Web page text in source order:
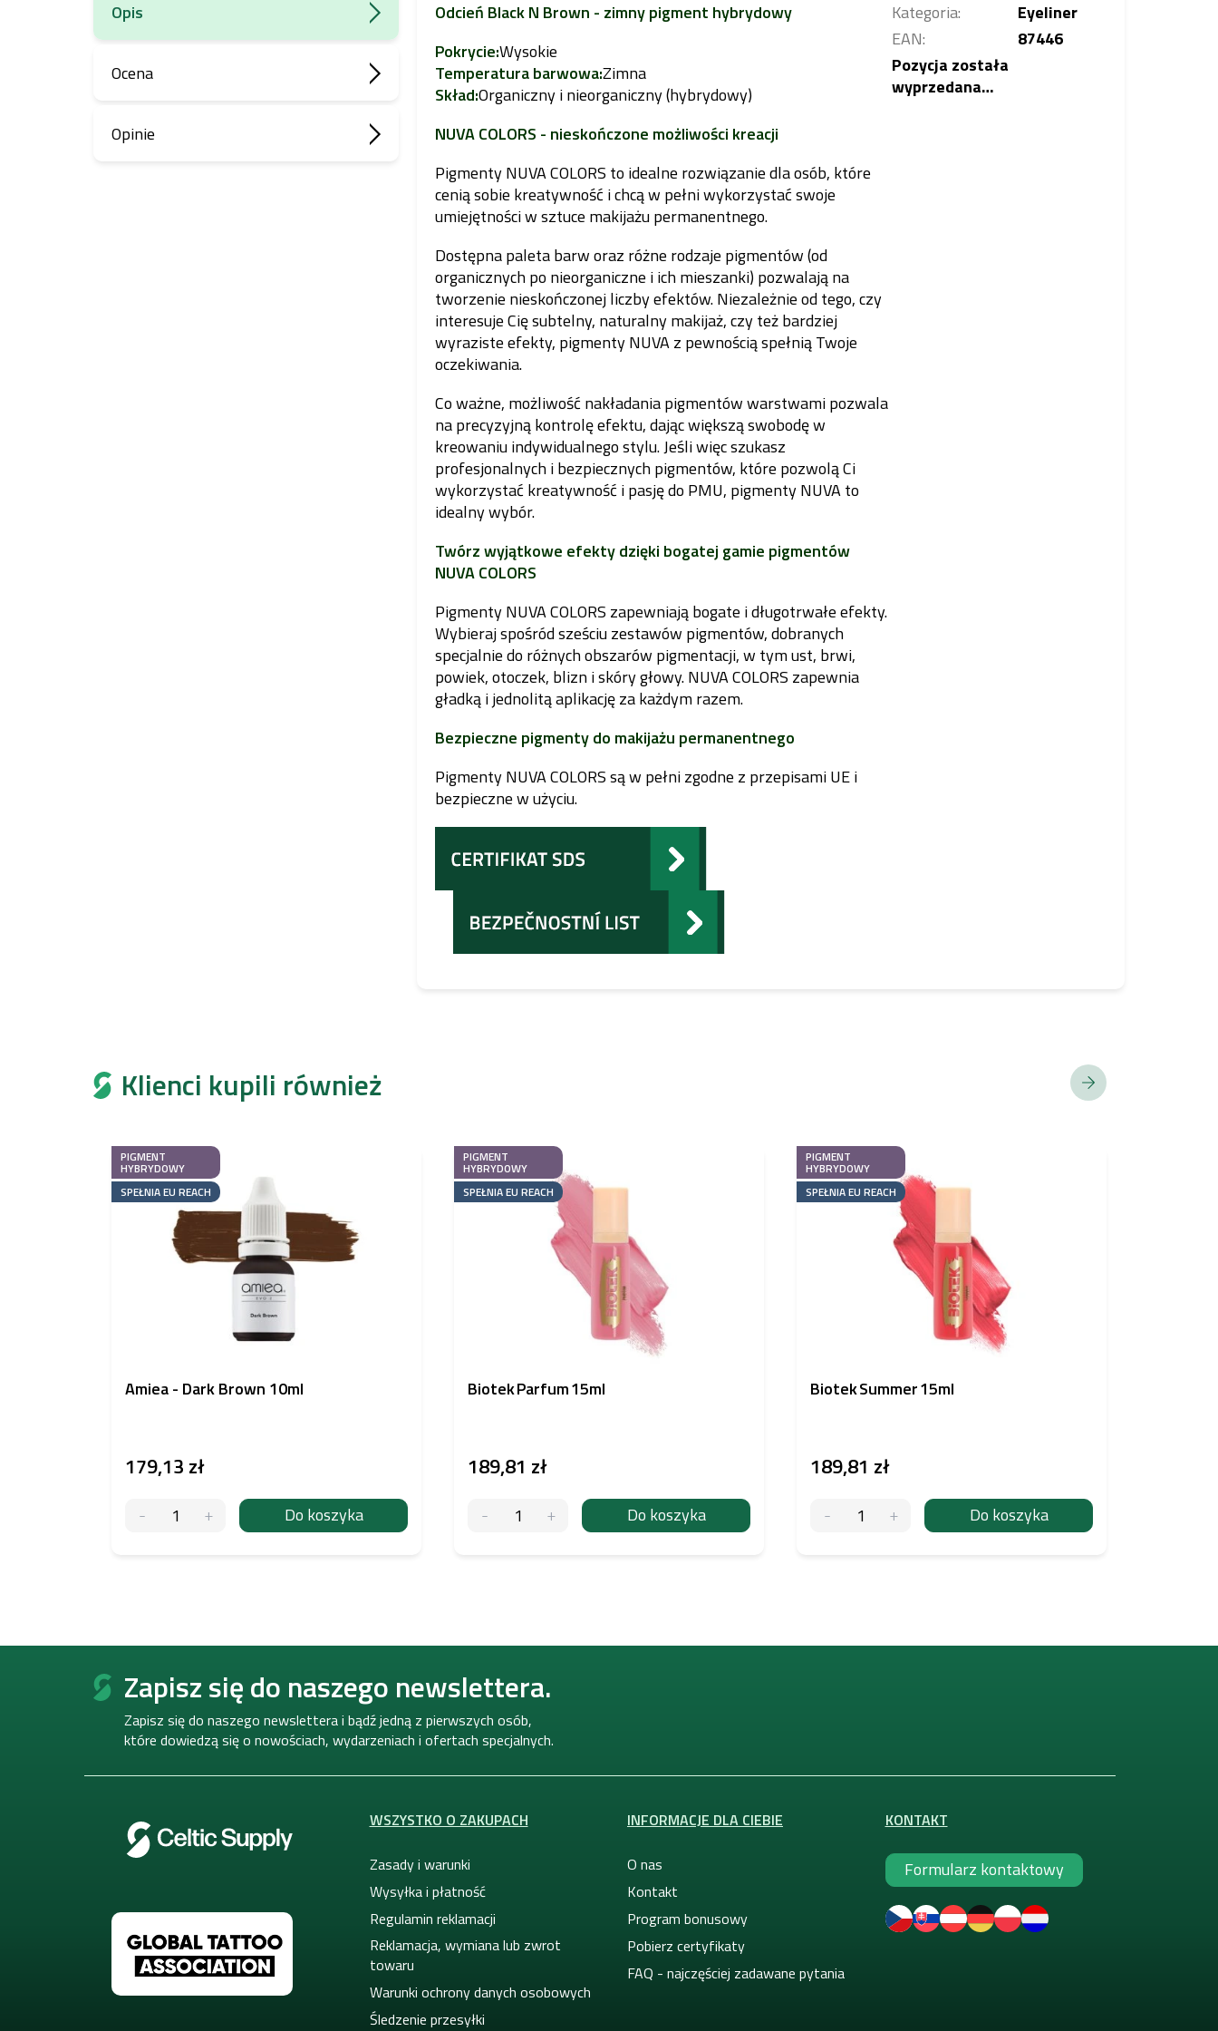
Opis
Ocena
Opinie
Odcień Black N Brown - zimny pigment hybrydowy
Pokrycie:Wysokie
Temperatura barwowa:Zimna
Skład:Organiczny i nieorganiczny (hybrydowy)
NUVA COLORS - nieskończone możliwości kreacji
Pigmenty NUVA COLORS to idealne rozwiązanie dla osób, które
cenią sobie kreatywność i chcą w pełni wykorzystać swoje
umiejętności w sztuce makijażu permanentnego.
Dostępna paleta barw oraz różne rodzaje pigmentów (od
organicznych po nieorganiczne i ich mieszanki) pozwalają na
tworzenie nieskończonej liczby efektów. Niezależnie od tego, czy
interesuje Cię subtelny, naturalny makijaż, czy też bardziej
wyraziste efekty, pigmenty NUVA z pewnością spełnią Twoje
oczekiwania.
Co ważne, możliwość nakładania pigmentów warstwami pozwala
na precyzyjną kontrolę efektu, dając większą swobodę w
kreowaniu indywidualnego stylu. Jeśli więc szukasz
profesjonalnych i bezpiecznych pigmentów, które pozwolą Ci
wykorzystać kreatywność i pasję do PMU, pigmenty NUVA to
idealny wybór.
Twórz wyjątkowe efekty dzięki bogatej gamie pigmentów
NUVA COLORS
Pigmenty NUVA COLORS zapewniają bogate i długotrwałe efekty.
Wybieraj spośród sześciu zestawów pigmentów, dobranych
specjalnie do różnych obszarów pigmentacji, w tym ust, brwi,
powiek, otoczek, blizn i skóry głowy. NUVA COLORS zapewnia
gładką i jednolitą aplikację za każdym razem.
Bezpieczne pigmenty do makijażu permanentnego
Pigmenty NUVA COLORS są w pełni zgodne z przepisami UE i
bezpieczne w użyciu.
Kategoria:
Eyeliner
EAN:
87446
Pozycja została
wyprzedana…
Klienci kupili również
PIGMENT
HYBRYDOWY
SPEŁNIA EU REACH
Amiea - Dark Brown 10ml
179,13 zł
Do koszyka
PIGMENT
HYBRYDOWY
SPEŁNIA EU REACH
Biotek Parfum 15ml
189,81 zł
Do koszyka
PIGMENT
HYBRYDOWY
SPEŁNIA EU REACH
Biotek Summer 15ml
189,81 zł
Do koszyka
S
Zapisz się do naszego newslettera.
Zapisz się do naszego newslettera i bądź jedną z pierwszych osób,
które dowiedzą się o nowościach, wydarzeniach i ofertach specjalnych.
WSZYSTKO O ZAKUPACH
Zasady i warunki
Wysyłka i płatność
Regulamin reklamacji
Reklamacja, wymiana lub zwrot
towaru
Warunki ochrony danych osobowych
Śledzenie przesyłki
INFORMACJE DLA CIEBIE
O nas
Kontakt
Program bonusowy
Pobierz certyfikaty
FAQ - najczęściej zadawane pytania
KONTAKT
Formularz kontaktowy